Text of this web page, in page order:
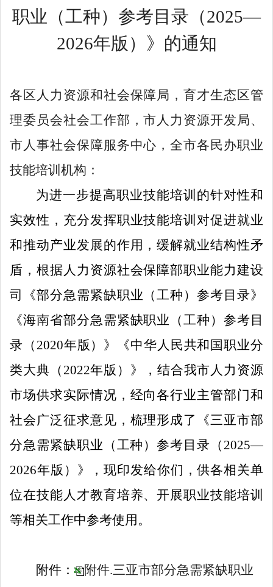
职业（工种）参考目录（2025—
2026年版 ）》的通知
各区人力资源和社会保障局，育才生态区管
理委员会社会工作部，市人力资源开发局、
市人事社会保障服务中心，全市各民办职业
技能培训机构：
为进一步提高职业技能培训的针对性和
实效性，充分发挥职业技能培训对促进就业
和推动产业发展的作用，缓解就业结构性矛
盾，根据人力资源社会保障部职业能力建设
司《部分急需紧缺职业（工种）参考目录》
《海南省部分急需紧缺职业（工种）参考目
录（2020年版）》《中华人民共和国职业分
类大典（2022年版）》， 结合我市人力资源
市场供求实际情况， 经向各行业主管部门和
社会广泛征求意见，梳理形成了《三亚市部
分急需紧缺职业（工种）参考目录（ 2025—
2026年版 ）》，现印发给你们，供各相关单
位在技能人才教育培养、开展职业技能培训
等相关工作中参考使用。
附件：
附件.三亚市部分急需紧缺职业